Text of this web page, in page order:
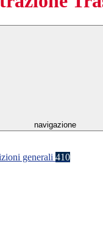
navigazione
generali 410